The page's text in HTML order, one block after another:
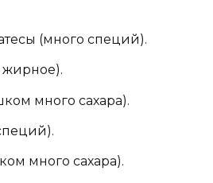
(много специй).
много сахара).
много сахара).